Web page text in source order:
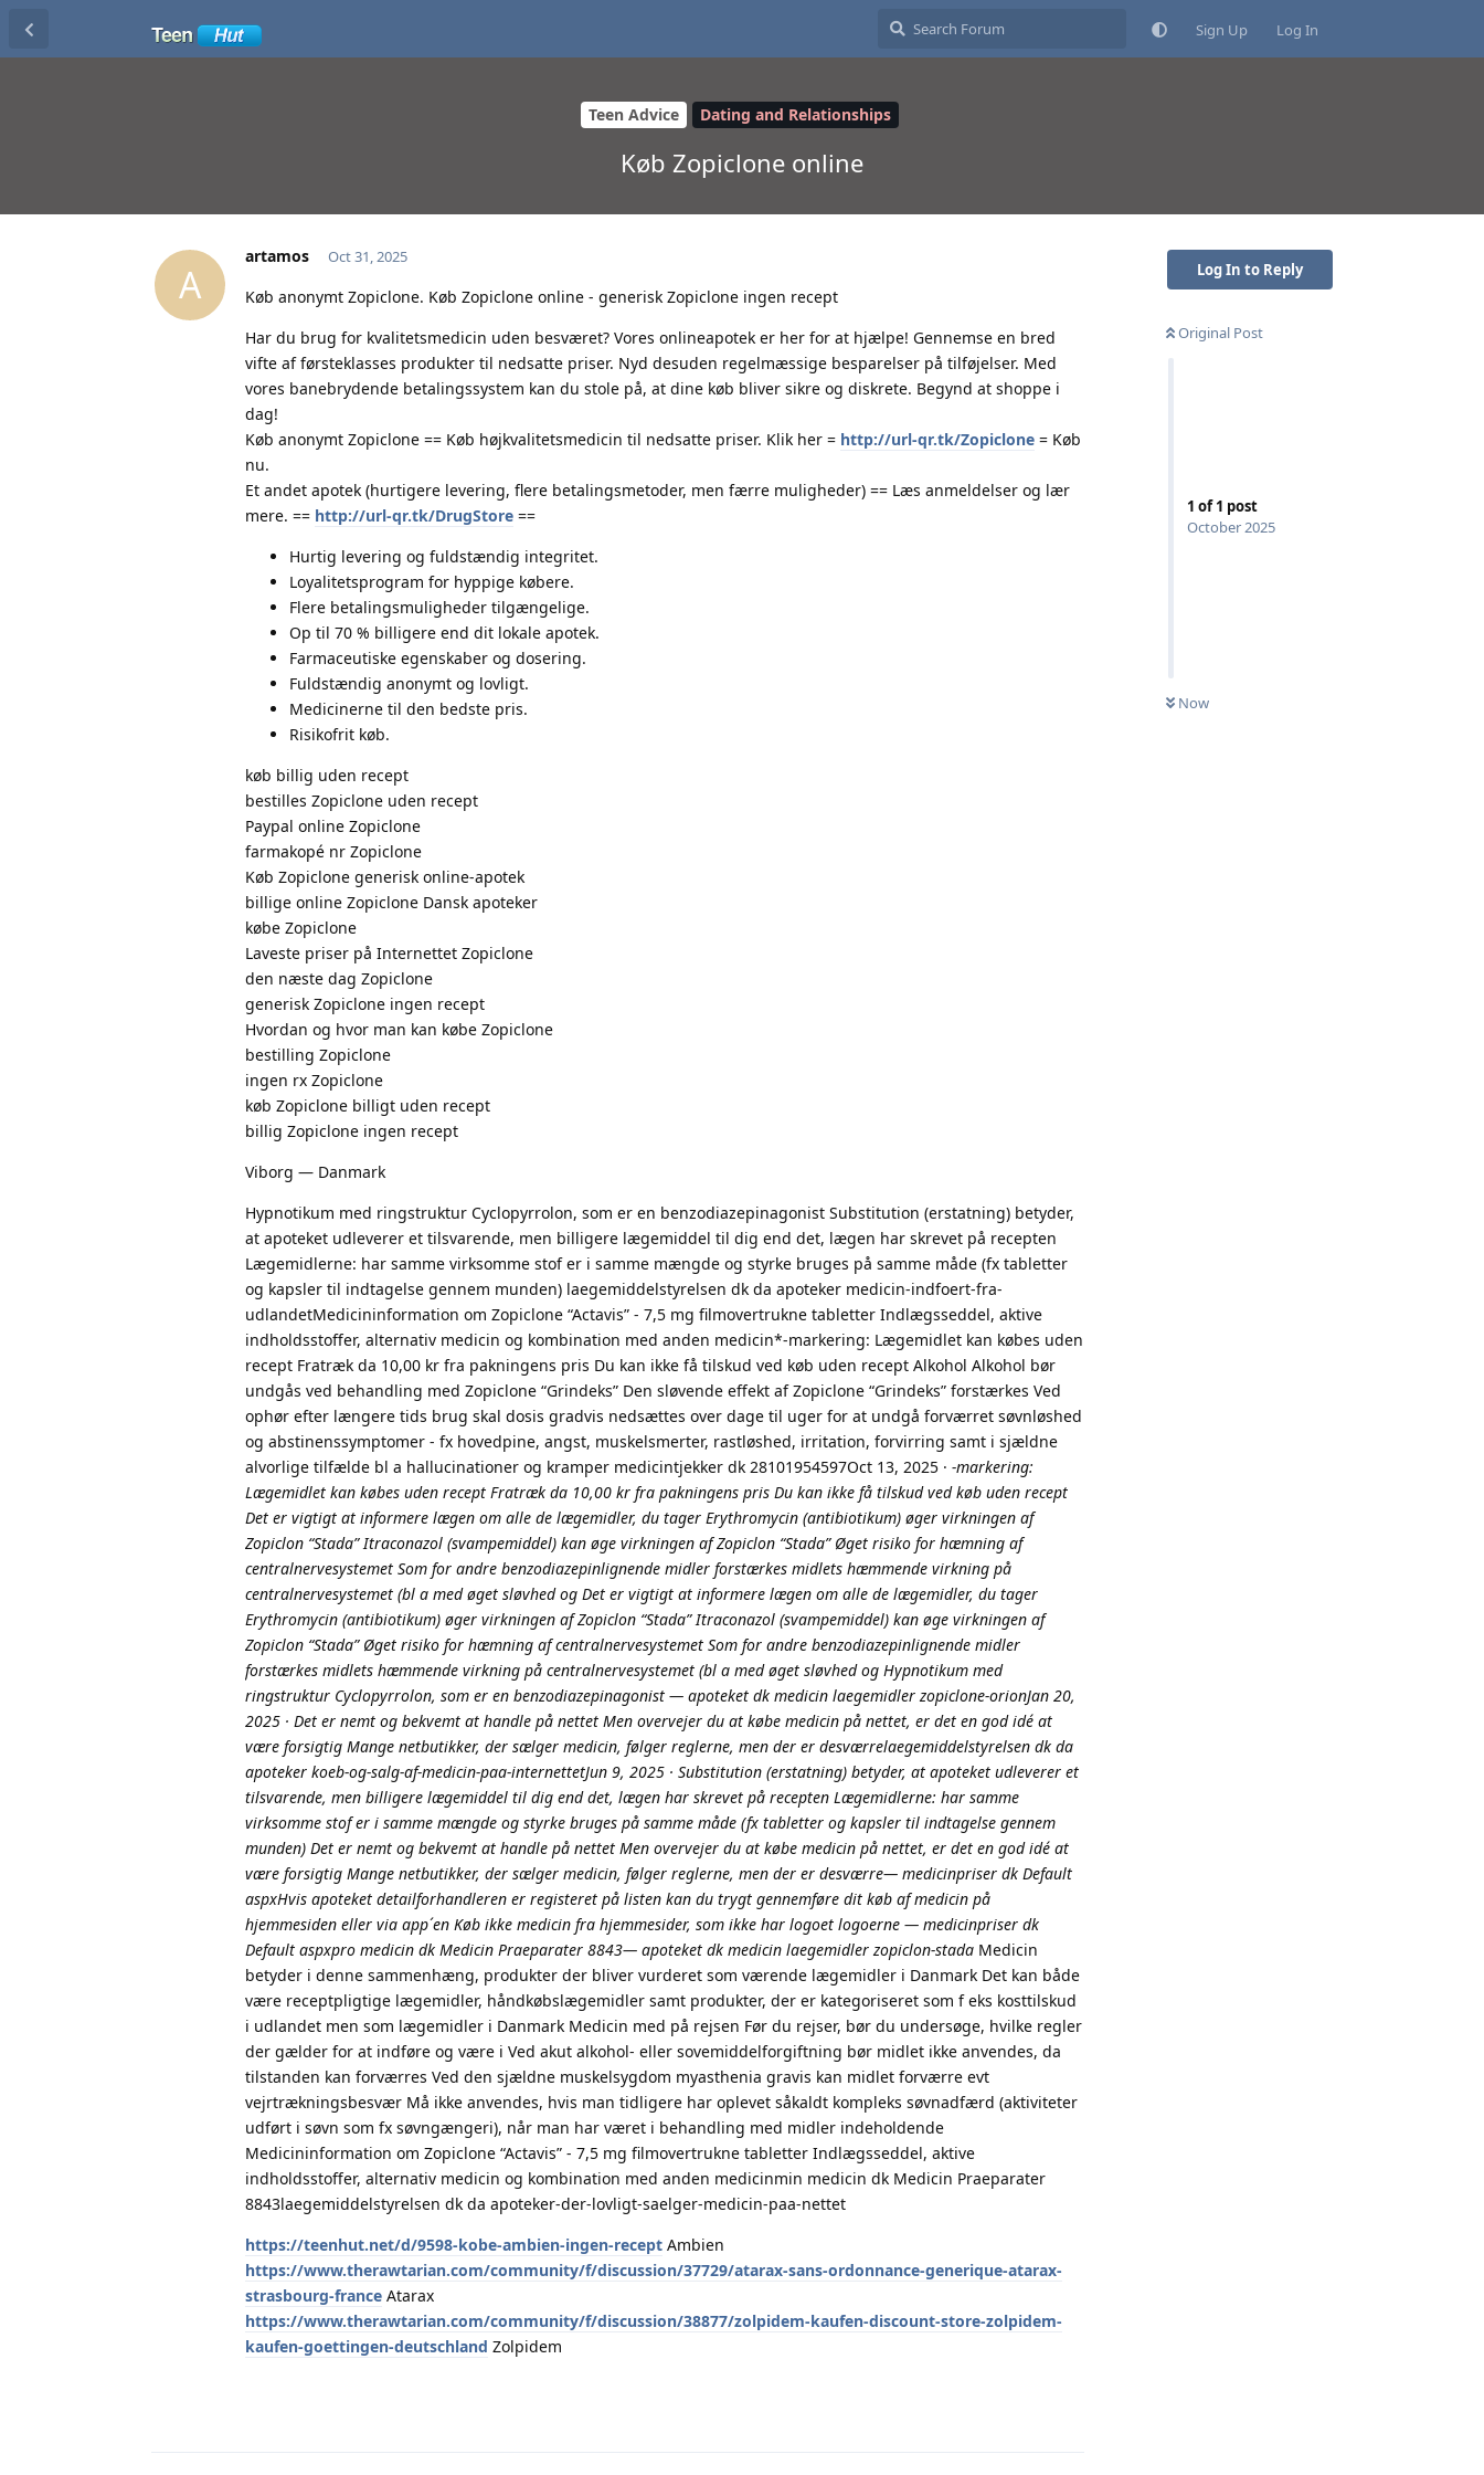
Sign Up Log In
Teen Advice Dating and Relationships
Køb Zopiclone online
Log In to Reply
Original Post
1 of1 post
October 2025
Now
A
artamos Oct 31, 2025
Køb anonymt Zopiclone. Køb Zopiclone online - generisk Zopiclone ingen recept
Har du brug for kvalitetsmedicin uden besværet? Vores onlineapotek er her for at hjælpe! Gennemse en bred
vifte af førsteklasses produkter til nedsatte priser. Nyd desuden regelmæssige besparelser på tilføjelser. Med
vores banebrydende betalingssystem kan du stole på, at dine køb bliver sikre og diskrete. Begynd at shoppe i
dag!
Køb anonymt Zopiclone == Køb højkvalitetsmedicin til nedsatte priser. Klik her = http://url-qr.tk/Zopiclone = Køb
nu.
Et andet apotek (hurtigere levering, flere betalingsmetoder, men færre muligheder) == Læs anmeldelser og lær
mere. == http://url-qr.tk/DrugStore ==
Hurtig levering og fuldstændig integritet.
Loyalitetsprogram for hyppige købere.
Flere betalingsmuligheder tilgængelige.
Op til 70 % billigere end dit lokale apotek.
Farmaceutiske egenskaber og dosering.
Fuldstændig anonymt og lovligt.
Medicinerne til den bedste pris.
Risikofrit køb.
køb billig uden recept
bestilles Zopiclone uden recept
Paypal online Zopiclone
farmakopé nr Zopiclone
Køb Zopiclone generisk online-apotek
billige online Zopiclone Dansk apoteker
købe Zopiclone
Laveste priser på Internettet Zopiclone
den næste dag Zopiclone
generisk Zopiclone ingen recept
Hvordan og hvor man kan købe Zopiclone
bestilling Zopiclone
ingen rx Zopiclone
køb Zopiclone billigt uden recept
billig Zopiclone ingen recept
Viborg — Danmark
Hypnotikum med ringstruktur Cyclopyrrolon, som er en benzodiazepinagonist Substitution (erstatning) betyder,
at apoteket udleverer et tilsvarende, men billigere lægemiddel til dig end det, lægen har skrevet på recepten
Lægemidlerne: har samme virksomme stof er i samme mængde og styrke bruges på samme måde (fx tabletter
og kapsler til indtagelse gennem munden) laegemiddelstyrelsen dk da apoteker medicin-indfoert-fra-
udlandetMedicininformation om Zopiclone “Actavis” - 7,5 mg filmovertrukne tabletter Indlægsseddel, aktive
indholdsstoffer, alternativ medicin og kombination med anden medicin*-markering: Lægemidlet kan købes uden
recept Fratræk da 10,00 kr fra pakningens pris Du kan ikke få tilskud ved køb uden recept Alkohol Alkohol bør
undgås ved behandling med Zopiclone “Grindeks” Den sløvende effekt af Zopiclone “Grindeks” forstærkes Ved
ophør efter længere tids brug skal dosis gradvis nedsættes over dage til uger for at undgå forværret søvnløshed
og abstinenssymptomer - fx hovedpine, angst, muskelsmerter, rastløshed, irritation, forvirring samt i sjældne
alvorlige tilfælde bl a hallucinationer og kramper medicintjekker dk 28101954597Oct 13, 2025 · -markering:
Lægemidlet kan købes uden recept Fratræk da 10,00 kr fra pakningens pris Du kan ikke få tilskud ved køb uden recept
Det er vigtigt at informere lægen om alle de lægemidler, du tager Erythromycin (antibiotikum) øger virkningen af
Zopiclon “Stada” Itraconazol (svampemiddel) kan øge virkningen af Zopiclon “Stada” Øget risiko for hæmning af
centralnervesystemet Som for andre benzodiazepinlignende midler forstærkes midlets hæmmende virkning på
centralnervesystemet (bl a med øget sløvhed og Det er vigtigt at informere lægen om alle de lægemidler, du tager
Erythromycin (antibiotikum) øger virkningen af Zopiclon “Stada” Itraconazol (svampemiddel) kan øge virkningen af
Zopiclon “Stada” Øget risiko for hæmning af centralnervesystemet Som for andre benzodiazepinlignende midler
forstærkes midlets hæmmende virkning på centralnervesystemet (bl a med øget sløvhed og Hypnotikum med
ringstruktur Cyclopyrrolon, som er en benzodiazepinagonist — apoteket dk medicin laegemidler zopiclone-orionJan 20,
2025 · Det er nemt og bekvemt at handle på nettet Men overvejer du at købe medicin på nettet, er det en god idé at
være forsigtig Mange netbutikker, der sælger medicin, følger reglerne, men der er desværrelaegemiddelstyrelsen dk da
apoteker koeb-og-salg-af-medicin-paa-internettetJun 9, 2025 · Substitution (erstatning) betyder, at apoteket udleverer et
tilsvarende, men billigere lægemiddel til dig end det, lægen har skrevet på recepten Lægemidlerne: har samme
virksomme stof er i samme mængde og styrke bruges på samme måde (fx tabletter og kapsler til indtagelse gennem
munden) Det er nemt og bekvemt at handle på nettet Men overvejer du at købe medicin på nettet, er det en god idé at
være forsigtig Mange netbutikker, der sælger medicin, følger reglerne, men der er desværre— medicinpriser dk Default
aspxHvis apoteket detailforhandleren er registeret på listen kan du trygt gennemføre dit køb af medicin på
hjemmesiden eller via app´en Køb ikke medicin fra hjemmesider, som ikke har logoet logoerne — medicinpriser dk
Default aspxpro medicin dk Medicin Praeparater 8843— apoteket dk medicin laegemidler zopiclon-stada Medicin
betyder i denne sammenhæng, produkter der bliver vurderet som værende lægemidler i Danmark Det kan både
være receptpligtige lægemidler, håndkøbslægemidler samt produkter, der er kategoriseret som f eks kosttilskud
i udlandet men som lægemidler i Danmark Medicin med på rejsen Før du rejser, bør du undersøge, hvilke regler
der gælder for at indføre og være i Ved akut alkohol- eller sovemiddelforgiftning bør midlet ikke anvendes, da
tilstanden kan forværres Ved den sjældne muskelsygdom myasthenia gravis kan midlet forværre evt
vejrtrækningsbesvær Må ikke anvendes, hvis man tidligere har oplevet såkaldt kompleks søvnadfærd (aktiviteter
udført i søvn som fx søvngængeri), når man har været i behandling med midler indeholdende
Medicininformation om Zopiclone “Actavis” - 7,5 mg filmovertrukne tabletter Indlægsseddel, aktive
indholdsstoffer, alternativ medicin og kombination med anden medicinmin medicin dk Medicin Praeparater
8843laegemiddelstyrelsen dk da apoteker-der-lovligt-saelger-medicin-paa-nettet
https://teenhut.net/d/9598-kobe-ambien-ingen-recept Ambien
https://www.therawtarian.com/community/f/discussion/37729/atarax-sans-ordonnance-generique-atarax-
strasbourg-france Atarax
https://www.therawtarian.com/community/f/discussion/38877/zolpidem-kaufen-discount-store-zolpidem-
kaufen-goettingen-deutschland Zolpidem